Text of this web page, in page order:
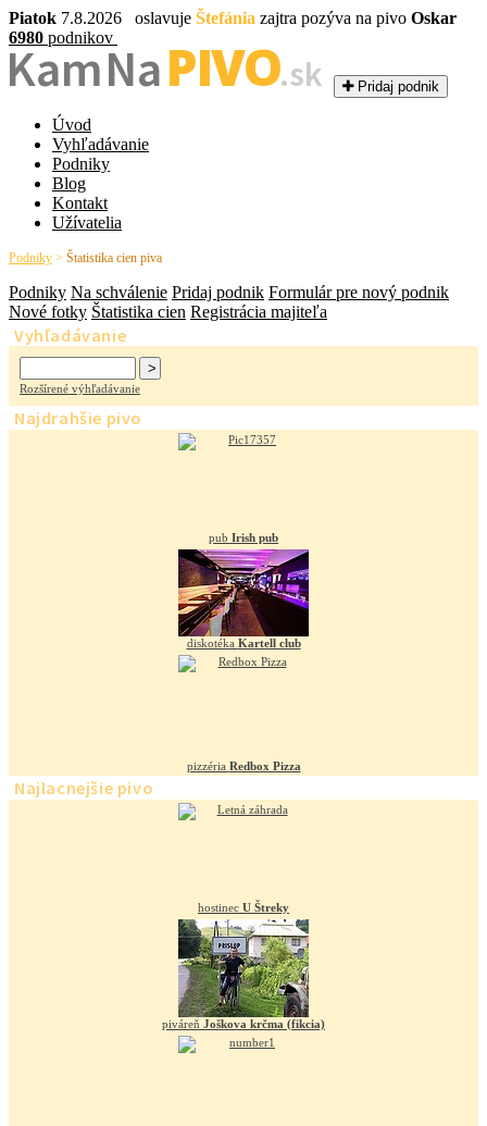
Piatok 7.8.2026 oslavuje Štefánia zajtra pozýva na pivo Oskar
6980 podnikov
Kam NaPIVO.sk Pridaj podnik
Úvod
Vyhľadávanie
Podniky
Blog
Kontakt
Užívatelia
Podniky > Štatistika cien piva
Podniky Na schválenie Pridaj podnik Formulár pre nový podnik
Nové fotky Štatistika cien Registrácia majiteľa
Vyhľadávanie
Rozšírené výhľadávanie
Najdrahšie pivo
pub Irish pub
diskotéka Kartell club
pizzéria Redbox Pizza
Najlacnejšie pivo
hostinec U Štreky
piváreň Joškova krčma (fikcia)